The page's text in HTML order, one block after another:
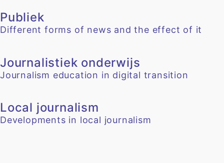
Publiek
Different forms of news and the effect of it
Journalistiek onderwijs
Journalism education in digital transition
Local journalism
Developments in local journalism